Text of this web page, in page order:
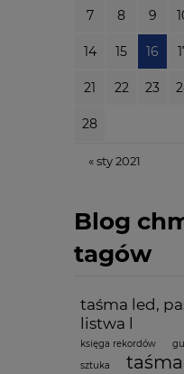
7 8 9
14 15 16
21 22 23
28
« sty 2021
Blog
tagów
taśma led,
listwa l
księga rekordów
sztuka